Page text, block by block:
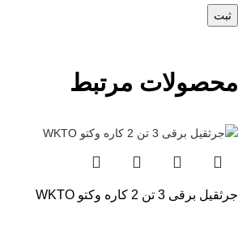
محصولات مرتبط
جرثقیل برقی 3 تن 2 کاره وکتو WKTO